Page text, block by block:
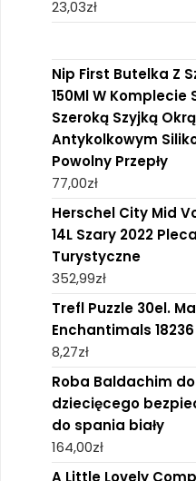
23,03zł
Nip First Butelka Z
150Ml W Komplecie
Szeroką Szyjką
Antykolkowym
Powolny Przepły
77,00zł
Herschel City Mid
14L Szary 2022
Turystyczne
352,99zł
Trefl Puzzle 30el.
Enchantimals 18236
8,27zł
Roba Baldachim do
dziecięcego
do spania biały
164,00zł
A Little Lovely